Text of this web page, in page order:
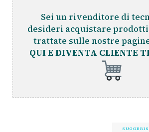
Sei un rivenditore di
desideri acquistare
trattate sulle nostre
QUI E DIVENTA CLIENTE